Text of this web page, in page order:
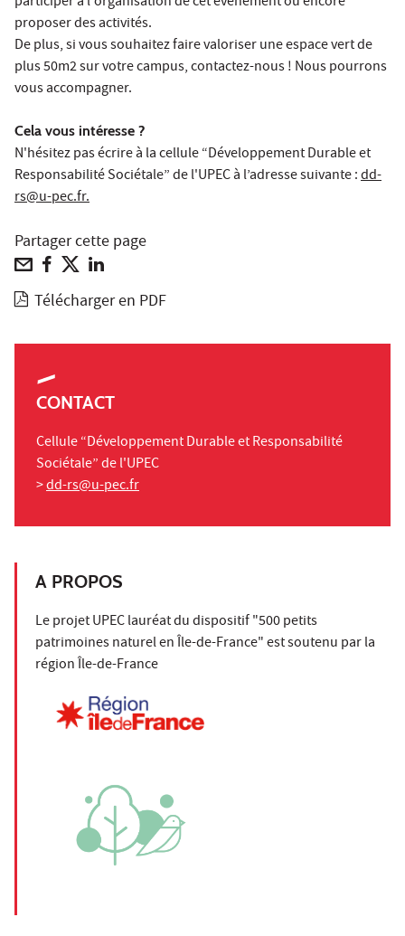
proposer des activités.
De plus, si vous souhaitez faire valoriser une espace vert de
plus 50m2 sur votre campus, contactez-nous ! Nous pourrons
vous accompagner.
Cela vous intéresse ?
N'hésitez pas écrire à la cellule “Développement Durable et
Responsabilité Sociétale” de l'UPEC à l’adresse suivante :dd-
rs@u-pec.fr.
Partager cette page
Télécharger en PDF
CONTACT
Cellule “Développement Durable et Responsabilité
Sociétale” de l'UPEC
>dd-rs@u-pec.fr
A PROPOS
Le projet UPEC lauréat du dispositif "500 petits
patrimoines naturel en Île-de-France" est soutenu par la
région Île-de-France